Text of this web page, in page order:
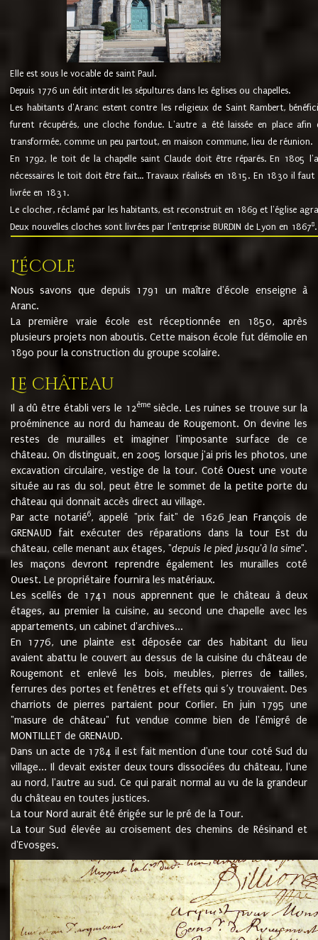
Elle est sous le vocable de saint Paul.
Depuis 1776 un édit interdit les sépultures dans les églises ou chapelles.
Les habitants d'Aranc estent contre les religieux de Saint Rambert,
furent récupérés, une cloche fondue. L'autre a été laissée en place
transformée, comme un peu partout, en maison commune, lieu de réunion.
En 1792, le toit de la chapelle saint Claude doit être réparés. En 1805
nécessaires le toit doit être fait... Travaux réalisés en 1815. En 1830 il
livrée en 1831.
Le clocher, réclamé par les habitants, est reconstruit en 1869 et l'église
Deux nouvelles cloches sont livrées par l'entreprise BURDIN de Lyon en 18678.
L'école
Nous savons que depuis 1791 un maître d'école enseigne à
Aranc.
La première vraie école est réceptionnée en 1850, après
plusieurs projets non aboutis. Cette maison école fut démolie en
1890 pour la construction du groupe scolaire.
Le château
Il a dû être établi vers le 12èmesiècle. Les ruines se trouve sur la
proéminence au nord du hameau de Rougemont. On devine les
restes de murailles et imaginer l'imposante surface de ce
château. On distinguait, en 2005 lorsque j'ai pris les photos, une
excavation circulaire, vestige de la tour. Coté Ouest une voute
située au ras du sol, peut être le sommet de la petite porte du
château qui donnait accès direct au village.
Par acte notarié6, appelé "prix fait" de 1626 Jean François de
GRENAUD fait exécuter des réparations dans la tour Est du
château, celle menant aux étages, "depuis le pied jusqu'à la sime".
les maçons devront reprendre également les murailles coté
Ouest. Le propriétaire fournira les matériaux.
Les scellés de 1741 nous apprennent que le château à deux
étages, au premier la cuisine, au second une chapelle avec les
appartements, un cabinet d'archives...
En 1776, une plainte est déposée car des habitant du lieu
avaient abattu le couvert au dessus de la cuisine du château de
Rougemont et enlevé les bois, meubles, pierres de tailles,
ferrures des portes et fenêtres et effets qui s’y trouvaient. Des
charriots de pierres partaient pour Corlier. En juin 1795 une
"masure de château" fut vendue comme bien de l'émigré de
MONTILLET de GRENAUD.
Dans un acte de 1784 il est fait mention d'une tour coté Sud du
village... Il devait exister deux tours dissociées du château, l'une
au nord, l'autre au sud. Ce qui parait normal au vu de la grandeur
du château en toutes justices.
La tour Nord aurait été érigée sur le pré de la Tour.
La tour Sud élevée au croisement des chemins de Résinand et
d'Evosges.